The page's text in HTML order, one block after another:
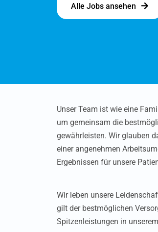
Alle Jobs ansehen
Unser Team ist wie eine
um gemeinsam die
gewährleisten. Wir glauben
einer angenehmen
Ergebnissen für unsere
Wir leben unsere
gilt der bestmöglichen
Spitzenleistungen in